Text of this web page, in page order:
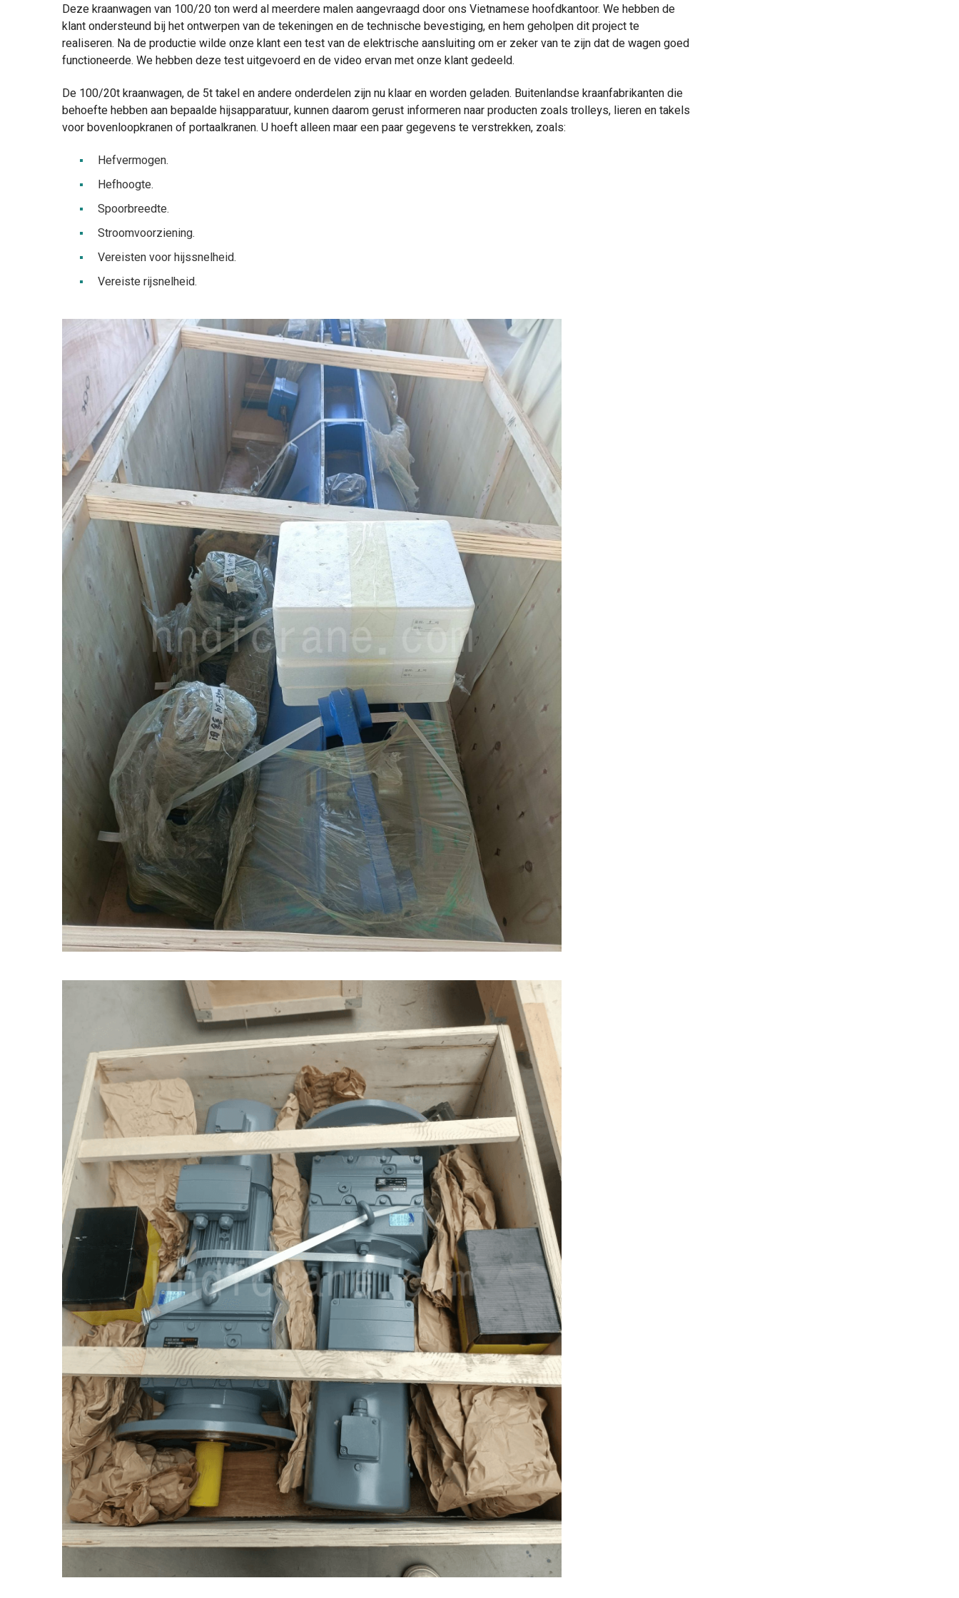
Deze kraanwagen van 100/20 ton werd al meerdere malen aangevraagd door ons Vietnamese hoofdkantoor. We hebben de
klant ondersteund bij het ontwerpen van de tekeningen en de technische bevestiging, en hem geholpen dit project te
realiseren. Na de productie wilde onze klant een test van de elektrische aansluiting om er zeker van te zijn dat de wagen goed
functioneerde. We hebben deze test uitgevoerd en de video ervan met onze klant gedeeld.
De 100/20t kraanwagen, de 5t takel en andere onderdelen zijn nu klaar en worden geladen. Buitenlandse kraanfabrikanten die
behoefte hebben aan bepaalde hijsapparatuur, kunnen daarom gerust informeren naar producten zoals trolleys, lieren en takels
voor bovenloopkranen of portaalkranen. U hoeft alleen maar een paar gegevens te verstrekken, zoals:
Hefvermogen.
Hefhoogte.
Spoorbreedte.
Stroomvoorziening.
Vereisten voor hijssnelheid.
Vereiste rijsnelheid.